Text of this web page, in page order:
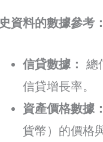
資料的數據參考：
信貸數據： 總
信貸增長率。
資產價格數據：
貨幣）的價格